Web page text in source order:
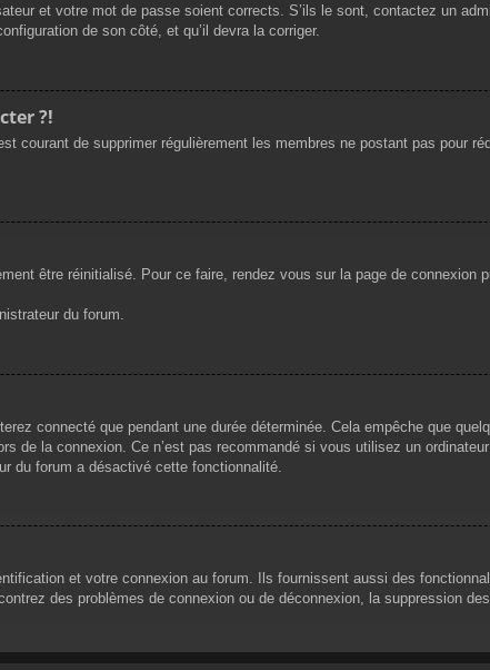
et votre mot de passe soient corrects. S’ils le sont, contactez un
de son côté, et qu’il devra la corriger.
?!
courant de supprimer régulièrement les membres ne postant pas pour
être réinitialisé. Pour ce faire, rendez vous sur la page de connexion
du forum.
connecté que pendant une durée déterminée. Cela empêche que
de la connexion. Ce n’est pas recommandé si vous utilisez un
du forum a désactivé cette fonctionnalité.
et votre connexion au forum. Ils fournissent aussi des
des problèmes de connexion ou de déconnexion, la suppression